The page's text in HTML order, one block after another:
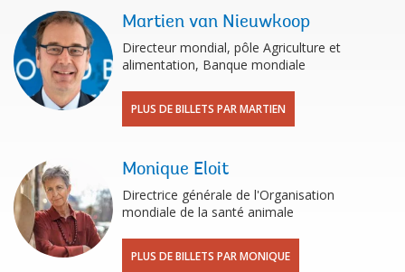
Martien van Nieuwkoop
Directeur mondial, pôle Agriculture et
alimentation, Banque mondiale
PLUS DE BILLETS PAR MARTIEN
Monique Eloit
Directrice générale de l'Organisation
mondiale de la santé animale
PLUS DE BILLETS PAR MONIQUE